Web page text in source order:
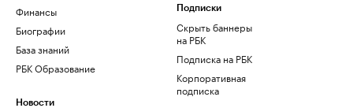
Финансы
Биографии
База знаний
РБК Образование
Новости
Подписки
Скрыть баннеры
на РБК
Подписка на РБК
Корпоративная
подписка